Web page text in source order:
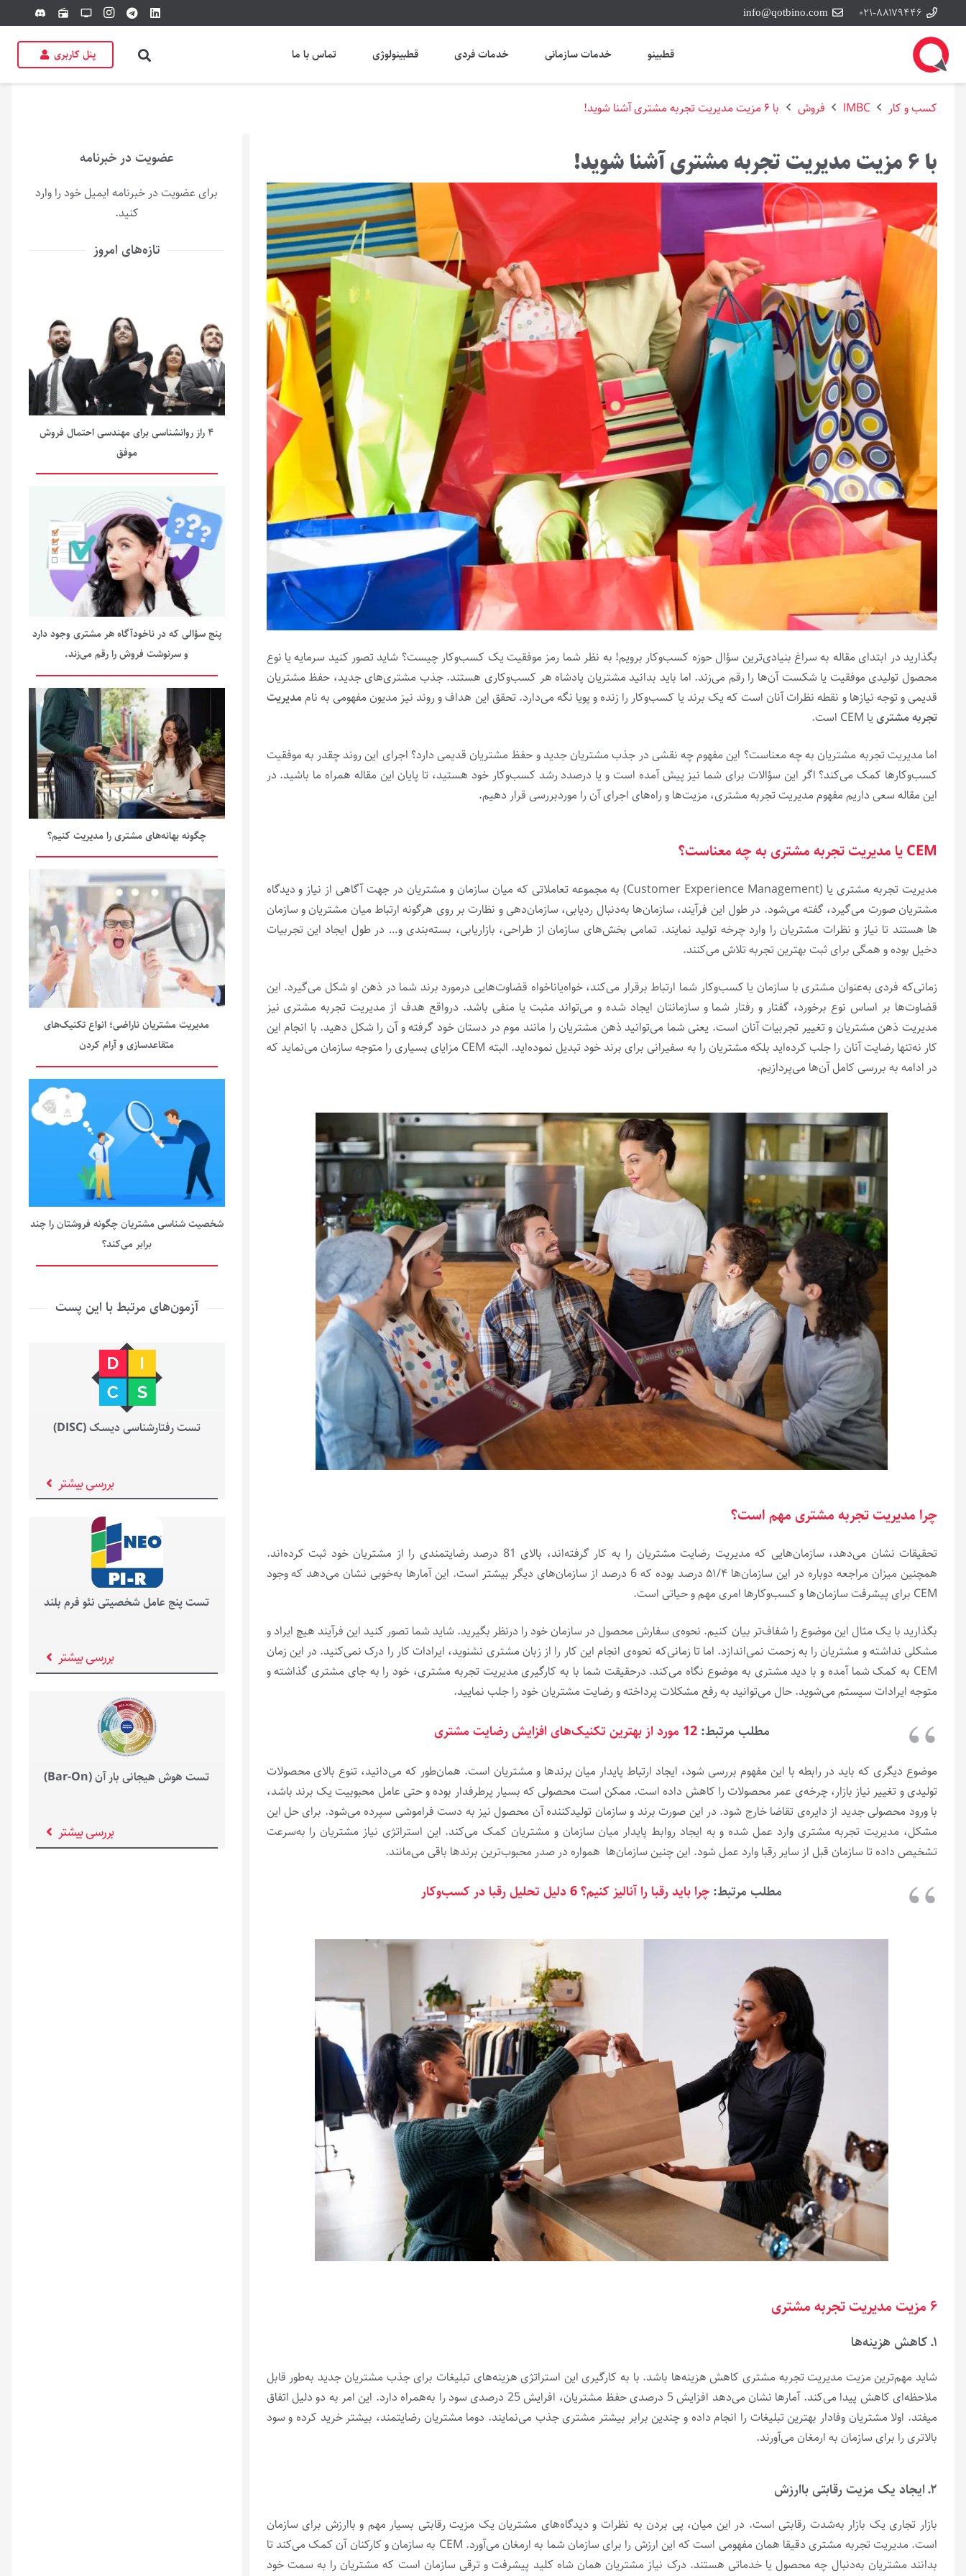
۰۲۱-۸۸۱۷۹۴۴۶ info@qotbino.com
tv
radio
discord
قطبینو خدمات سازمانی خدمات فردی قطبینولوژی تماس با ما پنل کاربری
کسب و کار IMBC فروش با ۶ مزیت مدیریت تجربه مشتری آشنا شوید!
با ۶ مزیت مدیریت تجربه مشتری آشنا شوید!
بگذارید در ابتدای مقاله به سراغ بنیادی­‌ترین سؤال حوزه کسب‌­وکار برویم! به نظر شما رمز موفقیت یک کسب‌­وکار چیست؟ شاید تصور کنید سرمایه یا نوع
محصول تولیدی موفقیت یا شکست آن‌­ها را رقم می‌­زند. اما باید بدانید مشتریان پادشاه هر کسب‌­و­کاری هستند. جذب مشتری­‌های جدید، حفظ مشتریان
قدیمی و توجه نیازها و نقطه نظرات آنان است که یک برند یا کسب‌­وکار را زنده و پویا نگه می­‌دارد. تحقق این هداف و روند نیز مدیون مفهومی به نام مدیریت
تجربه مشتری یا CEM است.
اما مدیریت تجربه مشتریان به چه معناست؟ این مفهوم چه نقشی در جذب مشتریان جدید و حفظ مشتریان قدیمی دارد؟ اجرای این روند چقدر به موفقیت
کسب­‌وکارها کمک می‌­کند؟ اگر این سؤالات برای شما نیز پیش آمده است و یا درصدد رشد کسب‌­وکار خود هستید، تا پایان این مقاله همراه ما باشید. در
این مقاله سعی داریم مفهوم مدیریت تجربه مشتری، مزیت‌­ها و راه‌­های اجرای آن را موردبررسی قرار دهیم.
CEMیا مدیریت تجربه مشتری به چه معناست؟
مدیریت تجربه مشتری یا (Customer Experience Management) به مجموعه تعاملاتی که میان سازمان و مشتریان در جهت آگاهی از نیاز و دیدگاه
مشتریان صورت می­‌گیرد، گفته می­‌شود. در طول این فرآیند، سازمان‌­ها به‌دنبال ردیابی، سازمان‌دهی و نظارت بر روی هرگونه ارتباط میان مشتریان و سازمان­‌
ها هستند تا نیاز و نظرات مشتریان را وارد چرخه تولید نمایند. تمامی بخش­‌های سازمان از طراحی، بازاریابی، بسته‌بندی و… در طول ایجاد این تجربیات
دخیل بوده و همگی برای ثبت بهترین تجربه تلاش می­‌کنند.
زمانی‌که فردی به‌عنوان مشتری با سازمان یا کسب‌­وکار شما ارتباط برقرار می­‌کند، خواه‌یاناخواه قضاوت­‌هایی درمورد برند شما در ذهن او شکل می­‌گیرد. این
قضاوت­‌ها بر اساس نوع برخورد، گفتار و رفتار شما و سازمان­تان ایجاد شده و می‌­تواند مثبت یا منفی باشد. درواقع هدف از مدیریت تجربه مشتری نیز
مدیریت ذهن مشتریان و تغییر تجربیات آنان است. یعنی شما می‌­توانید ذهن مشتریان را مانند موم در دستان خود گرفته و آن را شکل دهید. با انجام این
کار نه‌تنها رضایت آنان را جلب کرده‌­اید بلکه مشتریان را به سفیرانی برای برند خود تبدیل نموده‌اید. البته CEM مزایای بسیاری را متوجه سازمان می‌­نماید که
در ادامه به بررسی کامل آن­‌ها می­‌پردازیم.
چرا مدیریت تجربه مشتری مهم است؟
تحقیقات نشان می‌­دهد، سازمان‌­هایی که مدیریت رضایت مشتریان را به کار گرفته‌­اند، بالای 81 درصد رضایتمندی را از مشتریان خود ثبت کرده­‌اند.
همچنین میزان مراجعه دوباره در این سازمان‌ها ۵۱/۴ درصد بوده که 6 درصد از سازمان­‌های دیگر بیشتر است. این آمارها به­‌خوبی نشان می­‌دهد که وجود
CEM برای پیشرفت سازمان­‌ها و کسب­‌وکارها امری مهم و حیاتی است.
بگذارید با یک مثال این موضوع را شفاف­‌تر بیان کنیم. نحوه‌­ی سفارش محصول در سازمان خود را درنظر بگیرید. شاید شما تصور کنید این فرآیند هیچ ایراد و
مشکلی نداشته و مشتریان را به زحمت نمی‌­اندازد. اما تا زمانی‌که نحوه‌­ی انجام این کار را از زبان مشتری نشنوید، ایرادات کار را درک نمی­‌کنید. در این زمان
CEM به کمک شما آمده و با دید مشتری به موضوع نگاه می­‌کند. درحقیقت شما با به کارگیری مدیریت تجربه مشتری، خود را به جای مشتری گذاشته و
متوجه ایرادات سیستم می­‌شوید. حال می‌­توانید به رفع مشکلات پرداخته و رضایت مشتریان خود را جلب نمایید.
مطلب مرتبط:12 مورد از بهترین تکنیک­‌های افزایش رضایت مشتری
موضوع دیگری که باید در رابطه با این مفهوم بررسی شود، ایجاد ارتباط پایدار میان برندها و مشتریان است. همان‌طور که می‌‌­دانید، تنوع بالای محصولات
تولیدی و تغییر نیاز بازار، چرخه‌ی عمر محصولات را کاهش داده است. ممکن است محصولی که بسیار پرطرفدار بوده و حتی عامل محبوبیت یک برند باشد،
با ورود محصولی جدید از دایره­‌ی تقاضا خارج شود. در این صورت برند و سازمان تولیدکننده آن محصول نیز به دست فراموشی سپرده می­‌شود. برای حل این
مشکل، مدیریت تجربه مشتری وارد عمل شده و به ایجاد روابط پایدار میان سازمان و مشتریان کمک می‌کند. این استراتژی نیاز مشتریان را به­‌سرعت
تشخیص داده تا سازمان قبل از سایر رقبا وارد عمل شود. این چنین سازمان‌ها همواره در صدر محبوب‌­ترین برندها باقی می­‌مانند.
مطلب مرتبط: چرا باید رقبا را آنالیز کنیم؟ 6 دلیل تحلیل رقبا در کسب‌­وکار
۶ مزیت­ مدیریت تجربه مشتری
۱ـ کاهش هزینه­‌ها
شاید مهم­‌ترین مزیت مدیریت تجربه مشتری کاهش هزینه­‌ها باشد. با به کارگیری این استراتژی هزینه‌­های تبلیغات برای جذب مشتریان جدید به‌طور قابل
ملاحظه‌­ای کاهش پیدا می­‌کند. آمارها نشان می­‌دهد افزایش 5 درصدی حفظ مشتریان، افرایش 25 درصدی سود را به‌همراه دارد. این امر به دو دلیل اتفاق
می­فتد. اولا مشتریان وفادار بهترین تبلیغات را انجام داده و چندین برابر بیشتر مشتری جذب می‌نمایند. دوما مشتریان رضایتمند، بیشتر خرید کرده و سود
بالاتری را برای سازمان به ارمغان می‌آورند.
۲ـ ایجاد یک مزیت رقابتی باارزش
بازار تجاری یک بازار به‌شدت رقابتی است. در این میان، پی بردن به نظرات و دیدگاه‌­های مشتریان یک مزیت رقابتی بسیار مهم و باارزش برای سازمان
است. مدیریت تجربه مشتری دقیقا همان مفهومی است که این ارزش را برای سازمان شما به ارمغان می‌­آورد. CEM به سازمان و کارکنان آن کمک می‌کند تا
بدانند مشتریان به‌دنبال چه محصول یا خدماتی هستند. درک نیاز مشتریان همان شاه کلید پیشرفت و ترقی سازمان است که مشتریان را به سمت خود
عضویت در خبرنامه
برای عضویت در خبرنامه ایمیل خود را وارد
کنید.
تازه‌های امروز
۴ راز روانشناسی برای مهندسی احتمال فروش
موفق
پنج سؤالی که در ناخودآگاه هر مشتری وجود دارد
و سرنوشت فروش را رقم می‌زند.
چگونه بهانه‌های مشتری را مدیریت کنیم؟
مدیریت مشتریان ناراضی؛ انواع تکنیک‌های
متقاعدسازی و آرام کردن
شخصیت شناسی مشتریان چگونه فروشتان را چند
برابر می‌کند؟
آزمون‌های مرتبط با این پست
تست رفتارشناسی دیسک (DISC)
بررسی بیشتر
تست پنج عامل شخصیتی نئو فرم بلند
بررسی بیشتر
تست هوش هیجانی بار آن (Bar-On)
بررسی بیشتر